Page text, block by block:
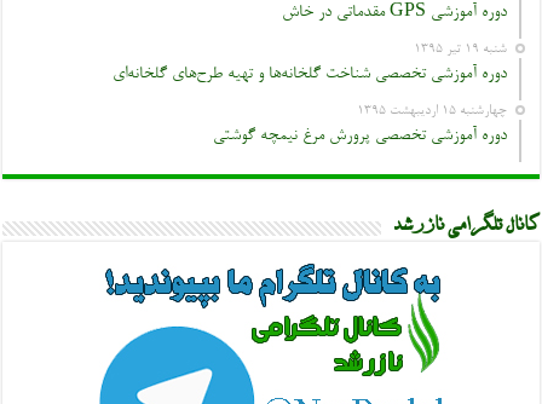
دوره آموزشی GPS مقدماتی در خاش
شنبه ۱۹ تیر ۱۳۹۵
دوره آموزشی تخصصی شناخت گلخانه‌ها و تهیه طرح‌های گلخانه‌ای
چهارشنبه ۱۵ اردیبهشت ۱۳۹۵
دوره آموزشی تخصصی پرورش مرغ نیمچه گوشتی
کانال تلگرامی نازرشد